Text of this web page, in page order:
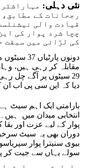
نئی دہلی:
رجحانات کے
قیادت والی
چچا شرد پوار کی
کی لڑائی میں سبقت
دونوں
مقابلہ کر رہی ہیں،
29 سیٹوں پر آگے چل
دیا کہ این سی پی اب ان
بارامتی ایک اہم سیٹ
انتخابی میدان میں
پوار کے لیے عزت اور
دوران بھی یہ سیٹ
بیوی سنیترا پوار
سولے یہاں سے جیت کر